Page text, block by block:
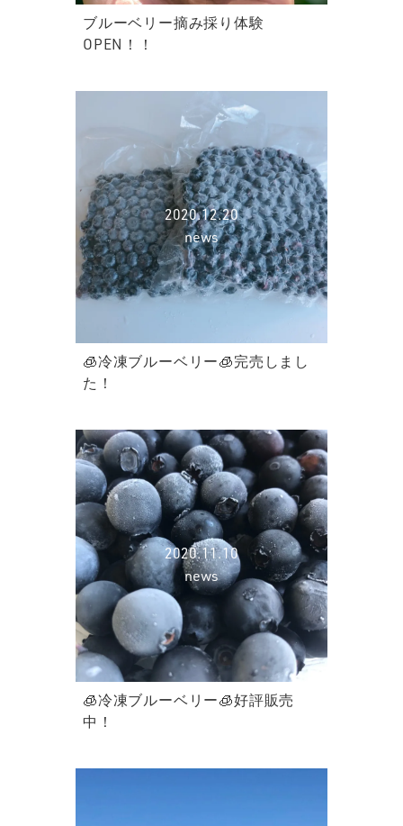
ブルーベリー摘み採り体験
OPEN！！
2020.12.20
news
🧊冷凍ブルーベリー🧊完売しまし
た！
2020.11.10
news
🧊冷凍ブルーベリー🧊好評販売
中！